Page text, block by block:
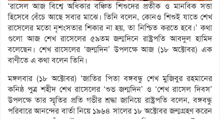
‘রাসেল আজ বিশ্বে অধিকার বঞ্চিত শিশুদের প্রতীক ও মানবিক সত্তা
হিসেবে বেঁচে আছে সবার মাঝে। তিনি বলেন, কোনও শিশুই যাতে শেখ
রাসেলের মতো নৃশংসতার শিকার না হয়, তা নিশ্চিত করতে হবে।’ কথা
গুলো আজ শেখ রাসেলের ৫৯তম জন্মদিনে রাষ্ট্রপতি আবদুল হামিদ
বলেছেন। শেখ রাসেলের ‘জন্মদিন’ উপলক্ষে আজ (১৮ অক্টোবর) এক
বাণীতে এ কথা বলেন তিনি।
মঙ্গলবার (১৮ অক্টোবর) ‘জাতির পিতা বঙ্গবন্ধু শেখ মুজিবুর রহমানের
কনিষ্ঠ পুত্র শহীদ শেখ রাসেলের ‘শুভ জন্মদিন’ ও ‘শেখ রাসেল দিবস’
উপলক্ষে তার স্মৃতির প্রতি গভীর শ্রদ্ধা জানিয়ে রাষ্ট্রপতি বলেন, বঙ্গবন্ধু
পরিবারে আনন্দের বার্তা নিয়ে ১৯৬৪ সালের ১৮ অক্টোবর জন্মগ্রহণ করেন